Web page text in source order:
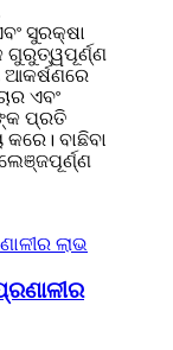
ସୁରକ୍ଷା
ଗୁରୁତ୍ୱପୂର୍ଣ୍ଣ
ଆକର୍ଷଣରେ
ଏବଂ
ପ୍ରତି
ବାଛିବା